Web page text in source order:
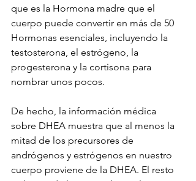
que es la Hormona madre que el
cuerpo puede convertir en más de 50
Hormonas esenciales, incluyendo la
testosterona, el estrógeno, la
progesterona y la cortisona para
nombrar unos pocos.
De hecho, la información médica
sobre DHEA muestra que al menos la
mitad de los precursores de
andrógenos y estrógenos en nuestro
cuerpo proviene de la DHEA. El resto